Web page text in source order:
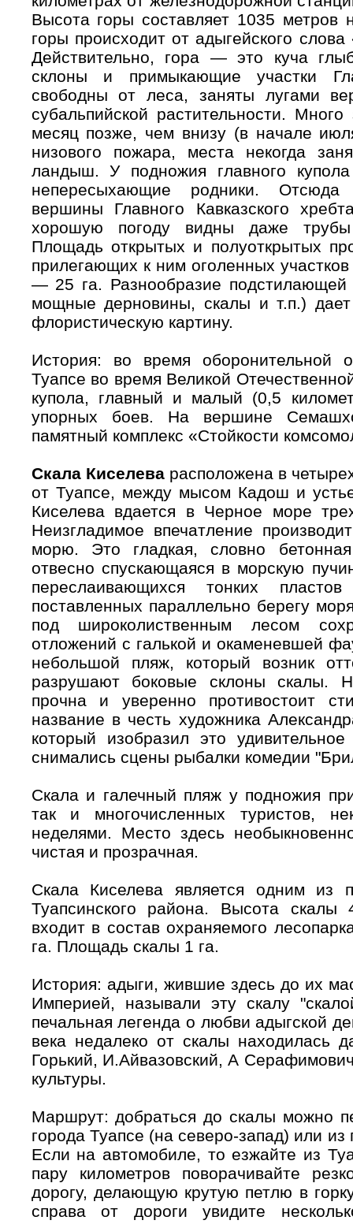
Высота горы составляет 1035 метров
горы происходит от адыгейского
Действительно, гора — это куча
склоны и примыкающие участки
свободны от леса, заняты лугами
субальпийской растительности.
месяц позже, чем внизу (в начале
низового пожара, места некогда
ландыш. У подножия главного
непересыхающие родники. Отсюда
вершины Главного Кавказского
хорошую погоду видны даже
Площадь открытых и полуоткрытых
прилегающих к ним оголенных участков
— 25 га. Разнообразие подстилающей
мощные дерновины, скалы и т.п.)
флористическую картину.
История: во время оборонительной
Туапсе во время Великой
купола, главный и малый (0,5
упорных боев. На вершине
памятный комплекс «Стойкости
Скала Киселеварасположена в
от Туапсе, между мысом Кадош и
Киселева вдается в Черное море
Неизгладимое впечатление
морю. Это гладкая, словно
отвесно спускающаяся в морскую
переслаивающихся тонких
поставленных параллельно берегу
под широколиственным лесом
отложений с галькой и окаменевшей
небольшой пляж, который возник
разрушают боковые склоны скалы.
прочна и уверенно противостоит
название в честь художника
который изобразил это
снимались сцены рыбалки комедии
Скала и галечный пляж у подножия
так и многочисленных туристов,
неделями. Место здесь
чистая и прозрачная.
Скала Киселева является одним из
Туапсинского района. Высота
входит в состав охраняемого
га. Площадь скалы 1 га.
История: адыги, жившие здесь до их
Империей, называли эту скалу
печальная легенда о любви адыгской
века недалеко от скалы находилась
Горький, И.Айвазовский, А
культуры.
Маршрут: добраться до скалы можно
города Туапсе (на северо-запад) или из
Если на автомобиле, то езжайте из
пару километров поворачивайте
дорогу, делающую крутую петлю в
справа от дороги увидите